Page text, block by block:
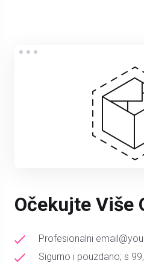
Očekujte Više
Profesionalni
Sigurno i pouzdano; s